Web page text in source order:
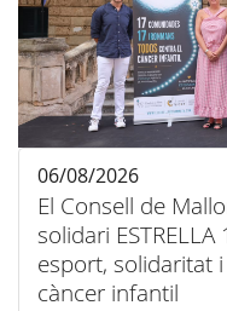
El Consell de
solidari
esport, solidaritat
càncer infantil
06/08/2026